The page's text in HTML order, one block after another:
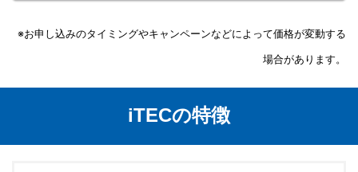
※お申し込みのタイミングやキャンペーンなどによって価格が変動する
場合があります。
iTECの特徴